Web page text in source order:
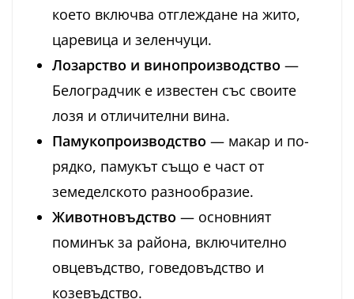
което включва отглеждане на жито,
царевица и зеленчуци.
Лозарство и винопроизводство —
Белоградчик е известен със своите
лозя и отличителни вина.
Памукопроизводство — макар и по-
рядко, памукът също е част от
земеделското разнообразие.
Животновъдство — основният
поминък за района, включително
овцевъдство, говедовъдство и
козевъдство.